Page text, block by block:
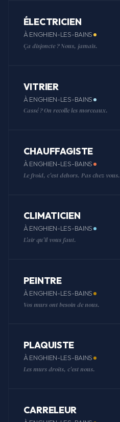
ÉLECTRICIEN
À ENGHIEN-LES-BAINS
Ça disjoncte ? Nous, jamais.
VITRIER
À ENGHIEN-LES-BAINS
Cassé ? On recolle les morceaux.
CHAUFFAGISTE
À ENGHIEN-LES-BAINS
Le froid, c'est dehors. Pas chez vous.
CLIMATICIEN
À ENGHIEN-LES-BAINS
L'air qu'il vous faut.
PEINTRE
À ENGHIEN-LES-BAINS
Vos murs ont besoin de nous.
PLAQUISTE
À ENGHIEN-LES-BAINS
Les murs droits, c'est nous.
CARRELEUR